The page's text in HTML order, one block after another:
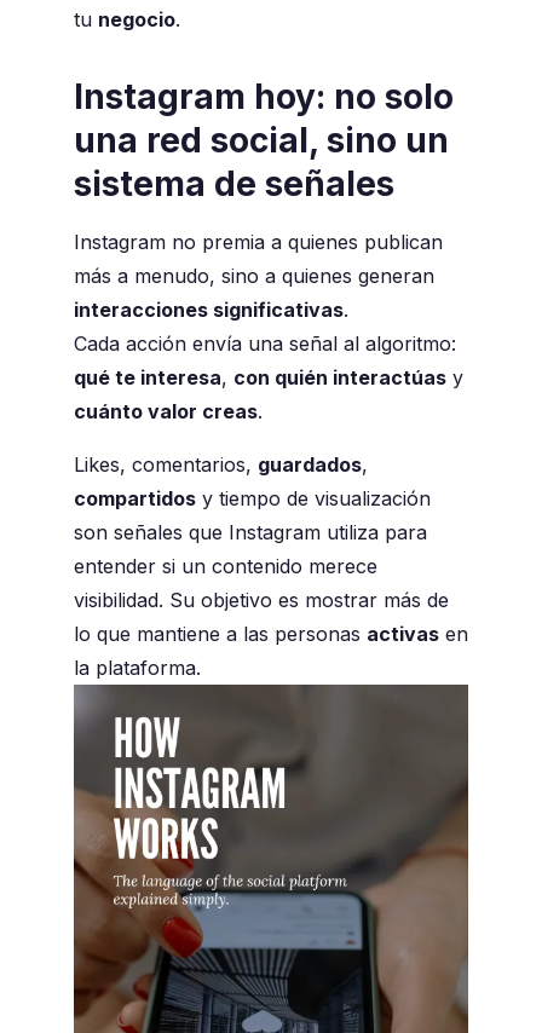
tu negocio.
Instagram hoy: no solo
una red social, sino un
sistema de señales
Instagram no premia a quienes publican
más a menudo, sino a quienes generan
interacciones significativas.
Cada acción envía una señal al algoritmo:
qué te interesa, con quién interactúasy
cuánto valor creas.
Likes, comentarios, guardados,
compartidosy tiempo de visualización
son señales que Instagram utiliza para
entender si un contenido merece
visibilidad. Su objetivo es mostrar más de
lo que mantiene a las personas activasen
la plataforma.